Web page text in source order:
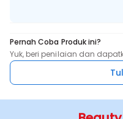
Pernah Coba Produk ini?
Yuk, beri penilaian dan